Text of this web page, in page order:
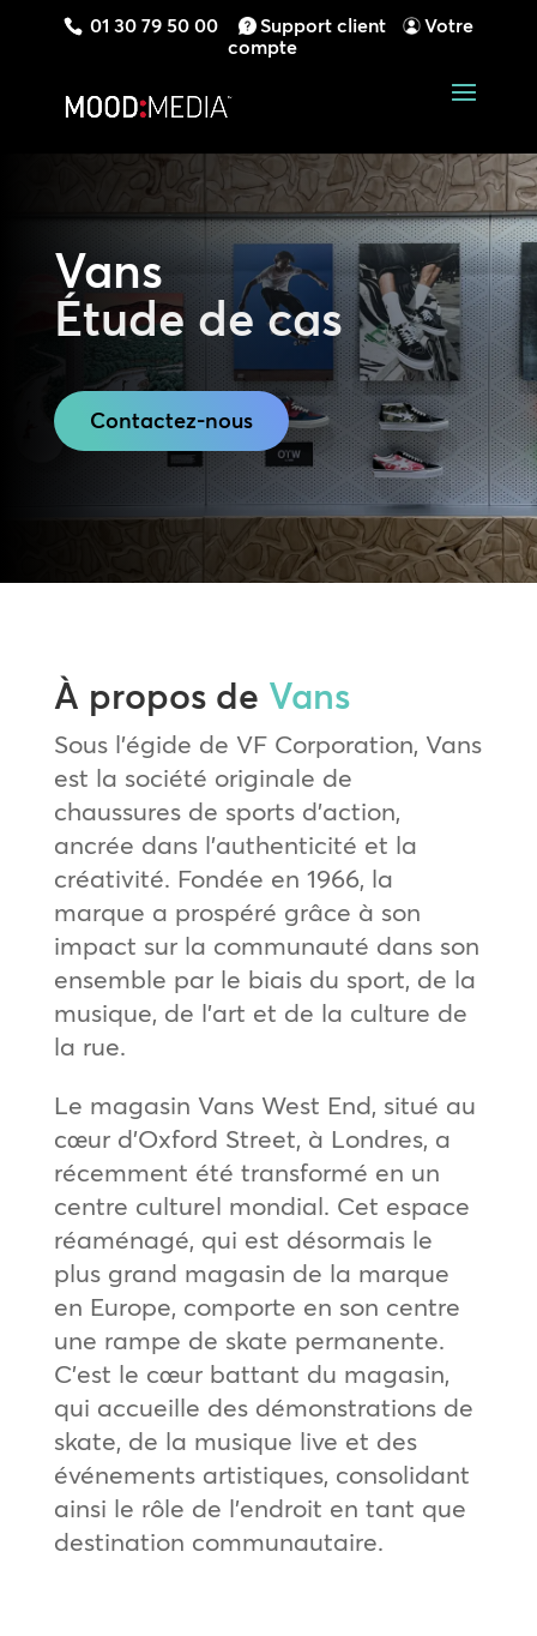
01 30 79 50 00 Support client
Votre
compte
Vans
Étude de cas
Contactez-nous
À propos de Vans
Sous l’égide de VF Corporation, Vans
est la société originale de
chaussures de sports d’action,
ancrée dans l’authenticité et la
créativité. Fondée en 1966, la
marque a prospéré grâce à son
impact sur la communauté dans son
ensemble par le biais du sport, de la
musique, de l’art et de la culture de
la rue.
Le magasin Vans West End, situé au
cœur d’Oxford Street, à Londres, a
récemment été transformé en un
centre culturel mondial. Cet espace
réaménagé, qui est désormais le
plus grand magasin de la marque
en Europe, comporte en son centre
une rampe de skate permanente.
C’est le cœur battant du magasin,
qui accueille des démonstrations de
skate, de la musique live et des
événements artistiques, consolidant
ainsi le rôle de l’endroit en tant que
destination communautaire.